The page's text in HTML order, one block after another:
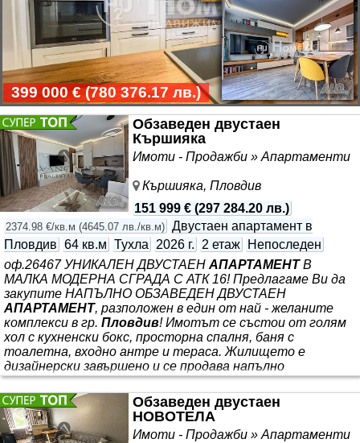
399 000 €(780 376.17 лв.)
Обзаведен двустаен
Кършияка
Имоти - Продажби » Апартаменти
Кършияка, Пловдив
151 999 € (297 284.20 лв.)
2374.98 €/кв.м (4645.07 лв./кв.м) Двустаен апартамент в
Пловдив 64 кв.м Тухла 2026 г. 2 етаж
Непоследен
оф.26467 УНИКАЛЕН ДВУСТАЕНАПАРТАМЕНТВ
МАЛКА МОДЕРНА СГРАДА С АТК 16! Предлагаме Ви да
закупите НАПЪЛНО ОБЗАВЕДЕН ДВУСТАЕН
АПАРТАМЕНТ, разположен в един от най - желаните
комплекси в гр. Пловдив! Имотът се състои от голям
хол с кухненски бокс, просторна спалня, баня с
тоалетна, входно антре и тераса. Жилището е
дизайнерски завършено и се продава напълно
обзаведено, което Ви позволява да се нанесете
веднага. Намира се в близост до всичко неоходимо за
живеене, което го прави чудесен избор за Вашият нов
дом и отлична инвестиция с цел отдаване под наем.
Обзаведен двустаен
НОВОТЕЛА
Имоти - Продажби » Апартаменти